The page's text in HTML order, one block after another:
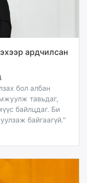
ардчилсан
бол албан
тавьдаг,
байлцдаг. Би
байгаагүй."